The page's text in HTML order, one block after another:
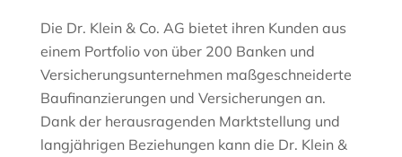
Die Dr. Klein & Co. AG bietet ihren Kunden aus
einem Portfolio von über 200 Banken und
Versicherungsunternehmen maßgeschneiderte
Baufinanzierungen und Versicherungen an.
Dank der herausragenden Marktstellung und
langjährigen Beziehungen kann die Dr. Klein &